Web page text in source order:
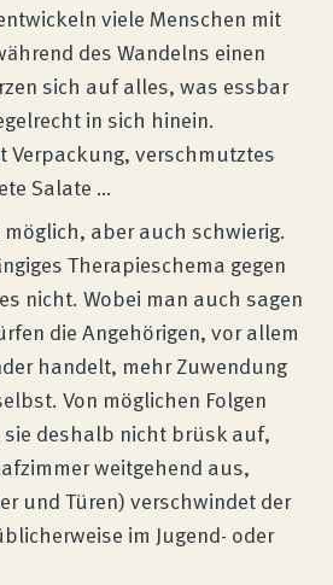
viele Menschen mit
des Wandelns einen
sich auf alles, was essbar
in sich hinein.
verschmutztes
Salate …
aber auch schwierig.
Therapieschema gegen
nicht. Wobei man auch sagen
die Angehörigen, vor allem
handelt, mehr Zuwendung
Von möglichen Folgen
deshalb nicht brüsk auf,
weitgehend aus,
und Türen) verschwindet der
im Jugend- oder